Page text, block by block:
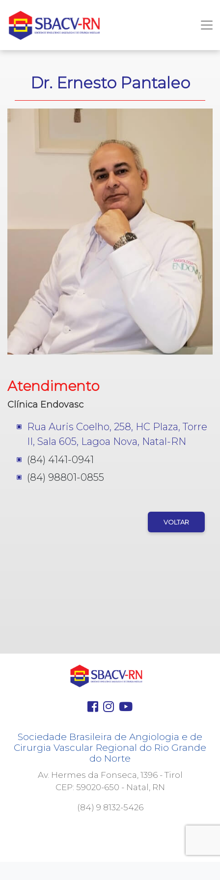
Dr. Ernesto Pantaleo
Atendimento
Clínica Endovasc
Rua Auris Coelho, 258, HC Plaza, Torre
II, Sala 605, Lagoa Nova, Natal-RN
(84) 4141-0941
(84) 98801-0855
VOLTAR
Sociedade Brasileira de Angiologia e de
Cirurgia Vascular Regional do Rio Grande
do Norte
Av. Hermes da Fonseca, 1396 - Tirol
CEP: 59020-650 - Natal, RN
(84) 9 8132-5426